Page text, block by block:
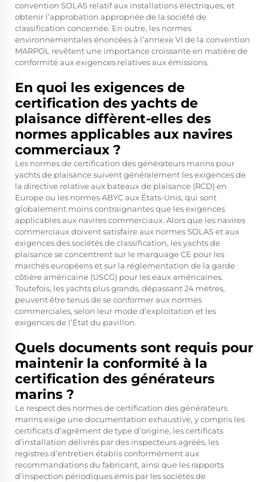
convention SOLAS relatif aux installations électriques, et
obtenir l’approbation appropriée de la société de
classification concernée. En outre, les normes
environnementales énoncées à l’annexe VI de la convention
MARPOL revêtent une importance croissante en matière de
conformité aux exigences relatives aux émissions.
En quoi les exigences de
certification des yachts de
plaisance diffèrent-elles des
normes applicables aux navires
commerciaux ?
Les normes de certification des générateurs marins pour
yachts de plaisance suivent généralement les exigences de
la directive relative aux bateaux de plaisance (RCD) en
Europe ou les normes ABYC aux États-Unis, qui sont
globalement moins contraignantes que les exigences
applicables aux navires commerciaux. Alors que les navires
commerciaux doivent satisfaire aux normes SOLAS et aux
exigences des sociétés de classification, les yachts de
plaisance se concentrent sur le marquage CE pour les
marchés européens et sur la réglementation de la garde
côtière américaine (USCG) pour les eaux américaines.
Toutefois, les yachts plus grands, dépassant 24 mètres,
peuvent être tenus de se conformer aux normes
commerciales, selon leur mode d’exploitation et les
exigences de l’État du pavillon.
Quels documents sont requis pour
maintenir la conformité à la
certification des générateurs
marins ?
Le respect des normes de certification des générateurs
marins exige une documentation exhaustive, y compris les
certificats d’agrément de type d’origine, les certificats
d’installation délivrés par des inspecteurs agréés, les
registres d’entretien établis conformément aux
recommandations du fabricant, ainsi que les rapports
d’inspection périodiques émis par les sociétés de